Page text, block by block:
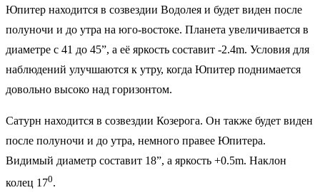
Юпитер находится в созвездии Водолея и будет виден после
полуночи и до утра на юго-востоке. Планета увеличивается в
диаметре с 41 до 45”, а её яркость составит -2.4m. Условия для
наблюдений улучшаются к утру, когда Юпитер поднимается
довольно высоко над горизонтом.
Сатурн находится в созвездии Козерога. Он также будет виден
после полуночи и до утра, немного правее Юпитера.
Видимый диаметр составит 18”, а яркость +0.5m. Наклон
колец 170.